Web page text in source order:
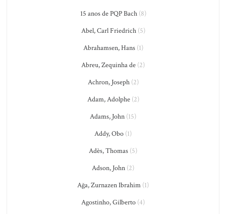
15 anos de PQP Bach(8)
Abel, Carl Friedrich(5)
Abrahamsen, Hans(1)
Abreu, Zequinha de (2)
Achron, Joseph(2)
Adam, Adolphe(2)
Adams, John (15)
Addy, Obo (1)
Adès, Thomas (5)
Adson, John (2)
Ağa, Zurnazen Ibrahim (1)
Agostinho, Gilberto (4)